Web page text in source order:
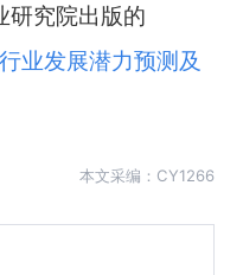
研究院出版的
业发展潜力预测及
本文采编：CY1266